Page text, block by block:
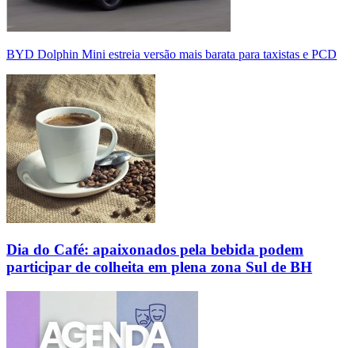
BYD Dolphin Mini estreia versão mais barata para taxistas e PCD
Dia do Café: apaixonados pela bebida podem
participar de colheita em plena zona Sul de BH